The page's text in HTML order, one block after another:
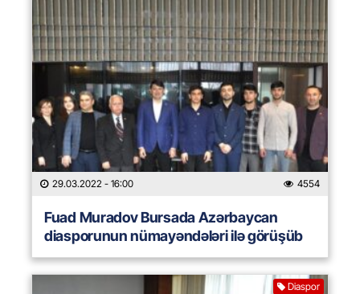
29.03.2022 - 16:00 4554
Fuad Muradov Bursada Azərbaycan
diasporunun nümayəndələri ilə görüşüb
Diaspor